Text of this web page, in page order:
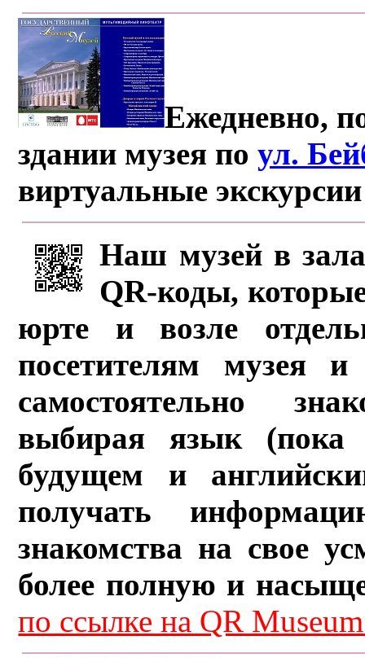
Ежедневно,
здании музея поул.
виртуальные
Наш музей в
QR-коды,
юрте и возле
посетителям музея и
самостоятельно
выбирая язык (пока
будущем и
получать
знакомства на свое
более полную и
по ссылке на QR